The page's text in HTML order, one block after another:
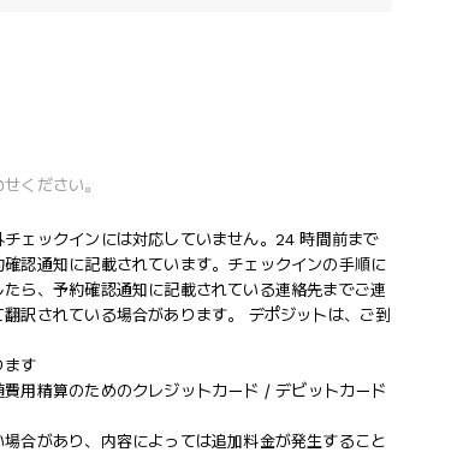
ください。
ェックインには対応していません。24 時間前まで
認通知に記載されています。チェックインの手順に
ら、予約確認通知に記載されている連絡先までご連
訳されている場合があります。 デポジットは、ご到
ます
用精算のためのクレジットカード / デビットカード
合があり、内容によっては追加料金が発生すること